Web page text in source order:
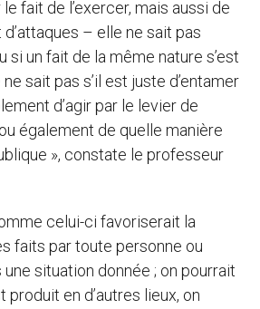
fait de l’exercer, mais aussi de
– elle ne sait pas
si un fait de la même nature s’est
sait pas s’il est juste d’entamer
d’agir par le levier de
également de quelle manière
», constate le professeur
celui-ci favoriserait la
faits par toute personne ou
situation donnée ; on pourrait
produit en d’autres lieux, on